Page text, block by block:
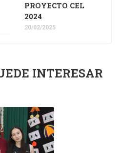
PROYECTO CEL
2024
20/02/2025
INTERESAR